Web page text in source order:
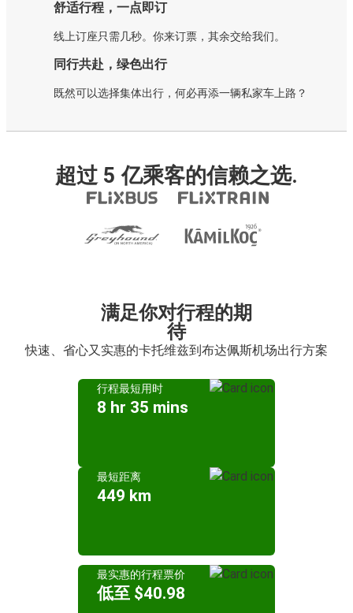
舒适行程，一点即订
线上订座只需几秒。你来订票，其余交给我们。
同行共赴，绿色出行
既然可以选择集体出行，何必再添一辆私家车上路？
超过 5 亿乘客的信赖之选.
满足你对行程的期
待
快速、省心又实惠的卡托维兹到布达佩斯机场出行方案
行程最短用时
8 hr 35 mins
最短距离
449 km
最实惠的行程票价
低至 $40.98